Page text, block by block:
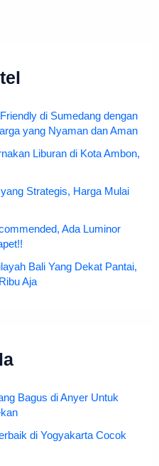
di Sumedang dengan
yang Nyaman dan Aman
Liburan di Kota Ambon,
Strategis, Harga Mulai
Ada Luminor
Bali Yang Dekat Pantai,
Aja
Bagus di Anyer Untuk
di Yogyakarta Cocok